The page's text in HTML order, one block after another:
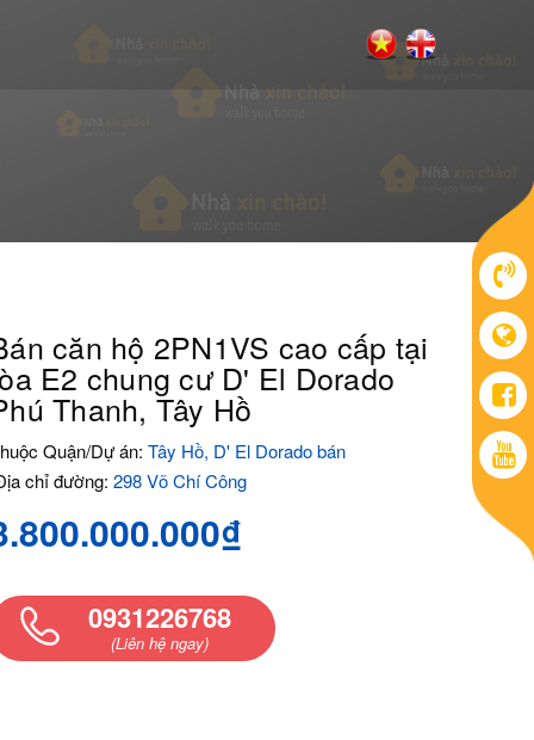
căn hộ 2PN1VS cao cấp tại
E2 chung cư D' El Dorado
Thanh, Tây Hồ
Quận/Dự án: Tây Hồ, D' El Dorado bán
chỉ đường: 298 Võ Chí Công
0931226768
(Liên hệ ngay)